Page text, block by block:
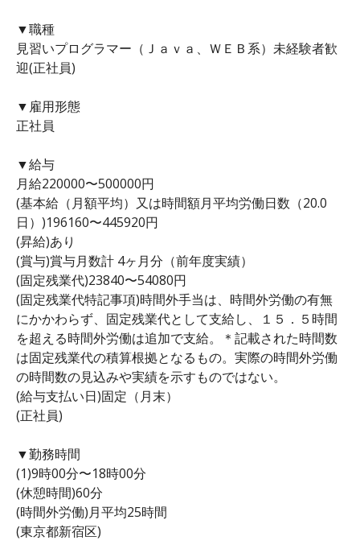
▼職種
見習いプログラマー（Ｊａｖａ、ＷＥＢ系）未経験者歓
迎(正社員)
▼雇用形態
正社員
▼給与
月給220000〜500000円
(基本給（月額平均）又は時間額月平均労働日数（20.0
日）)196160〜445920円
(昇給)あり
(賞与)賞与月数計 4ヶ月分（前年度実績）
(固定残業代)23840〜54080円
(固定残業代特記事項)時間外手当は、時間外労働の有無
にかかわらず、固定残業代として支給し、１５．５時間
を超える時間外労働は追加で支給。＊記載された時間数
は固定残業代の積算根拠となるもの。実際の時間外労働
の時間数の見込みや実績を示すものではない。
(給与支払い日)固定（月末）
(正社員)
▼勤務時間
(1)9時00分〜18時00分
(休憩時間)60分
(時間外労働)月平均25時間
(東京都新宿区)